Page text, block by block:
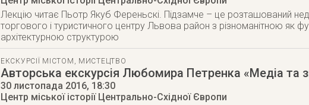
Лекцію читає Пьотр Якуб Ференьскі. Підзамче – це розташований
торгового і туристичного центру Львова район з різноманітною як
архітектурною структурою
ЕКСКУРСІЇ МІСТОМ , МИСТЕЦТВО
Авторська екскурсія Любомира Петренка «Медіа та
30 листопада 2016, 18:30
Центр міської історії Центрально-Східної Європи